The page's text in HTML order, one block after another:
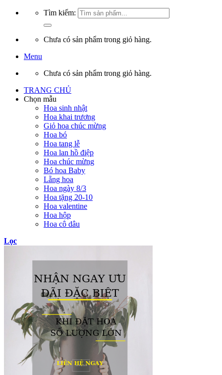
Tìm kiếm:
Chưa có sản phẩm trong giỏ hàng.
Menu
Chưa có sản phẩm trong giỏ hàng.
TRANG CHỦ
Chọn mẫu
Hoa sinh nhật
Hoa khai trương
Giỏ hoa chúc mừng
Hoa bó
Hoa tang lễ
Hoa lan hồ điệp
Hoa chúc mừng
Bó hoa Baby
Lẵng hoa
Hoa ngày 8/3
Hoa tặng 20-10
Hoa valentine
Hoa hộp
Hoa cô dâu
Lọc